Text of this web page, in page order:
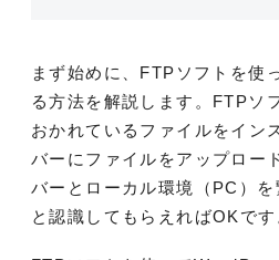
まず始めに、FTPソフトを使
る方法を解説します。FTPソ
おかれているファイルをイン
バーにファイルをアップロー
バーとローカル環境（PC）
と認識してもらえればOKです